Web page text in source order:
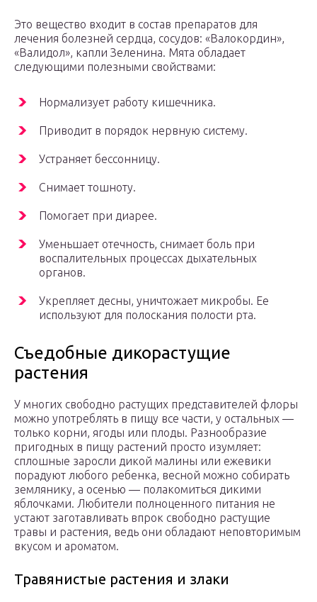
Это вещество входит в состав препаратов для
лечения болезней сердца, сосудов: «Валокордин»,
«Валидол», капли Зеленина. Мята обладает
следующими полезными свойствами:
Нормализует работу кишечника.
Приводит в порядок нервную систему.
Устраняет бессонницу.
Снимает тошноту.
Помогает при диарее.
Уменьшает отечность, снимает боль при
воспалительных процессах дыхательных
органов.
Укрепляет десны, уничтожает микробы. Ее
используют для полоскания полости рта.
Съедобные дикорастущие
растения
У многих свободно растущих представителей флоры
можно употреблять в пищу все части, у остальных —
только корни, ягоды или плоды. Разнообразие
пригодных в пищу растений просто изумляет:
сплошные заросли дикой малины или ежевики
порадуют любого ребенка, весной можно собирать
землянику, а осенью — полакомиться дикими
яблочками. Любители полноценного питания не
устают заготавливать впрок свободно растущие
травы и растения, ведь они обладают неповторимым
вкусом и ароматом.
Травянистые растения и злаки